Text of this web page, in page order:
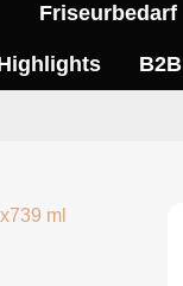
Friseurbedarf
B2B